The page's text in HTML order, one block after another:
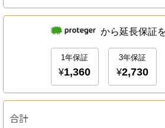
合計